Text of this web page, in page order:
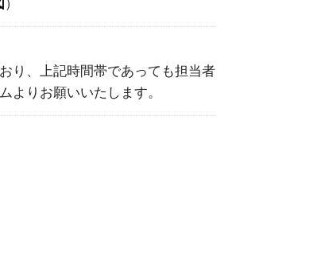
り、上記時間帯であっても担当者
よりお願いいたします。